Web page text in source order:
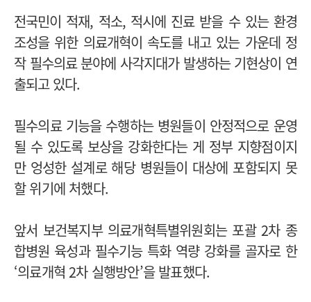
전국민이 적재, 적소, 적시에 진료 받을 수 있는 환경
조성을 위한 의료개혁이 속도를 내고 있는 가운데 정
작 필수의료 분야에 사각지대가 발생하는 기현상이 연
출되고 있다.
필수의료 기능을 수행하는 병원들이 안정적으로 운영
될 수 있도록 보상을 강화한다는 게 정부 지향점이지
만 엉성한 설계로 해당 병원들이 대상에 포함되지 못
할 위기에 처했다.
앞서 보건복지부 의료개혁특별위원회는 포괄 2차 종
합병원 육성과 필수기능 특화 역량 강화를 골자로 한
‘의료개혁 2차 실행방안’을 발표했다.